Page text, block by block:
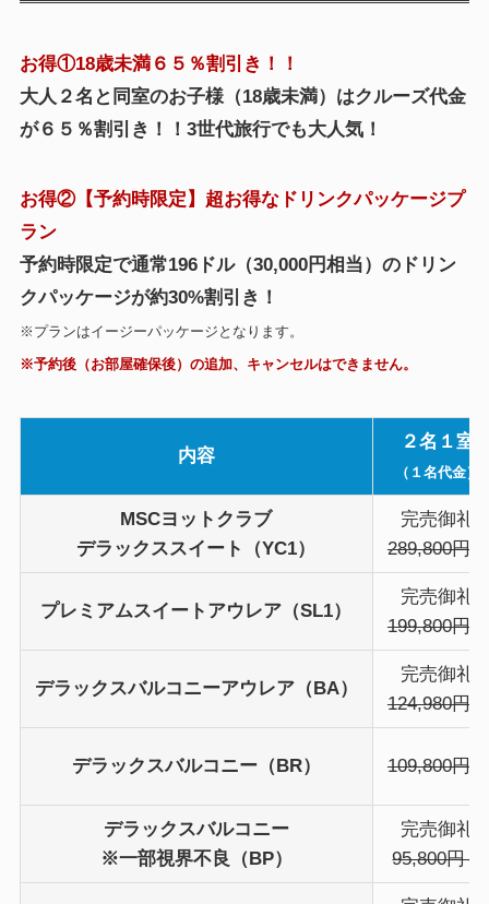
お得①18歳未満６５％割引き！！
大人２名と同室のお子様（18歳未満）はクルーズ代金
が６５％割引き！！3世代旅行でも大人気！
お得②【予約時限定】超お得なドリンクパッケージプ
ラン
予約時限定で通常196ドル（30,000円相当）のドリン
クパッケージが約30%割引き！
※プランはイージーパッケージとなります。
※予約後（お部屋確保後）の追加、キャンセルはできません。
内容
２名１室
（１名代金）
MSCヨットクラブ
デラックススイート（YC1）
完売御礼
289,800円～
プレミアムスイートアウレア（SL1）
完売御礼
199,800円
デラックスバルコニーアウレア（BA）
完売御礼
124,980円～
デラックスバルコニー（BR） 109,800円～
デラックスバルコニー
※一部視界不良（BP）
完売御礼
95,800円～